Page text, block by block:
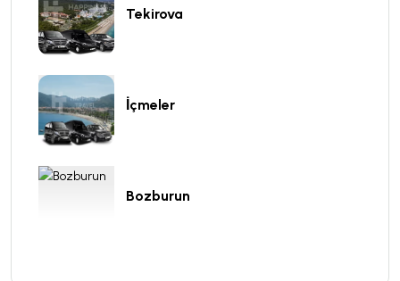
Tekirova
İçmeler
Bozburun